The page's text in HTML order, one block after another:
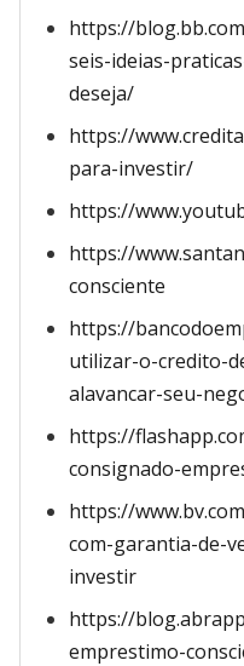
https://
seis-ideias-
deseja/
https://
para-investir/
https://
https://
consciente
https://
utilizar-o-credito-
alavancar-seu-
https://
consignado-
https://
com-garantia-de-
investir
https://
emprestimo-